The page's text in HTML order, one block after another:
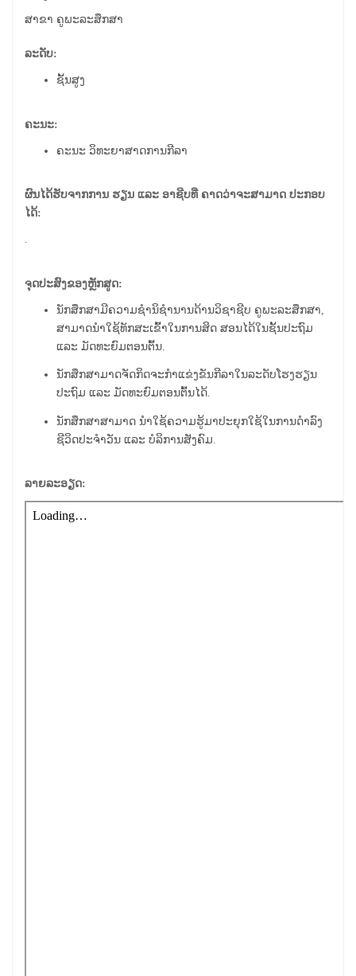
ສາຂາ ຄູພະລະສຶກສາ
ລະດັບ:
ຊັ້ນສູງ
ຄະນະ:
ຄະນະ ວິທະຍາສາດການກີລາ
ຜົນໄດ້ຮັບຈາກການ ຮຽນ ແລະ ອາຊີບທີ່ ຄາດວ່າຈະສາມາດ ປະກອບ
ໄດ້:
.
ຈຸດປະສົງຂອງຫຼັກສູດ:
ນັກສຶກສາມີຄວາມຊໍານິຊໍານານດ້ານວິຊາຊີບ ຄູພະລະສຶກສາ,
ສາມາດນໍາໃຊ້ທັກສະເຂົ້າໃນການສິດ ສອນໄດ້ໃນຊັ້ນປະຖົມ
ແລະ ມັດທະຍົມຕອນຕົ້ນ.
ນັກສຶກສາມາດຈັດກິດຈະກໍາແຂ່ງຂັນກີລາໃນລະດັບໂຮງຮຽນ
ປະຖົມ ແລະ ມັດທະຍົມຕອນຕົ້ນໄດ້.
ນັກສຶກສາສາມາດ ນໍາໃຊ້ຄວາມຮູ້ມາປະຍຸກໃຊ້ໃນການດໍາລົງ
ຊີວິດປະຈໍາວັນ ແລະ ບໍລິການສັງຄົມ.
ລາຍລະອຽດ: